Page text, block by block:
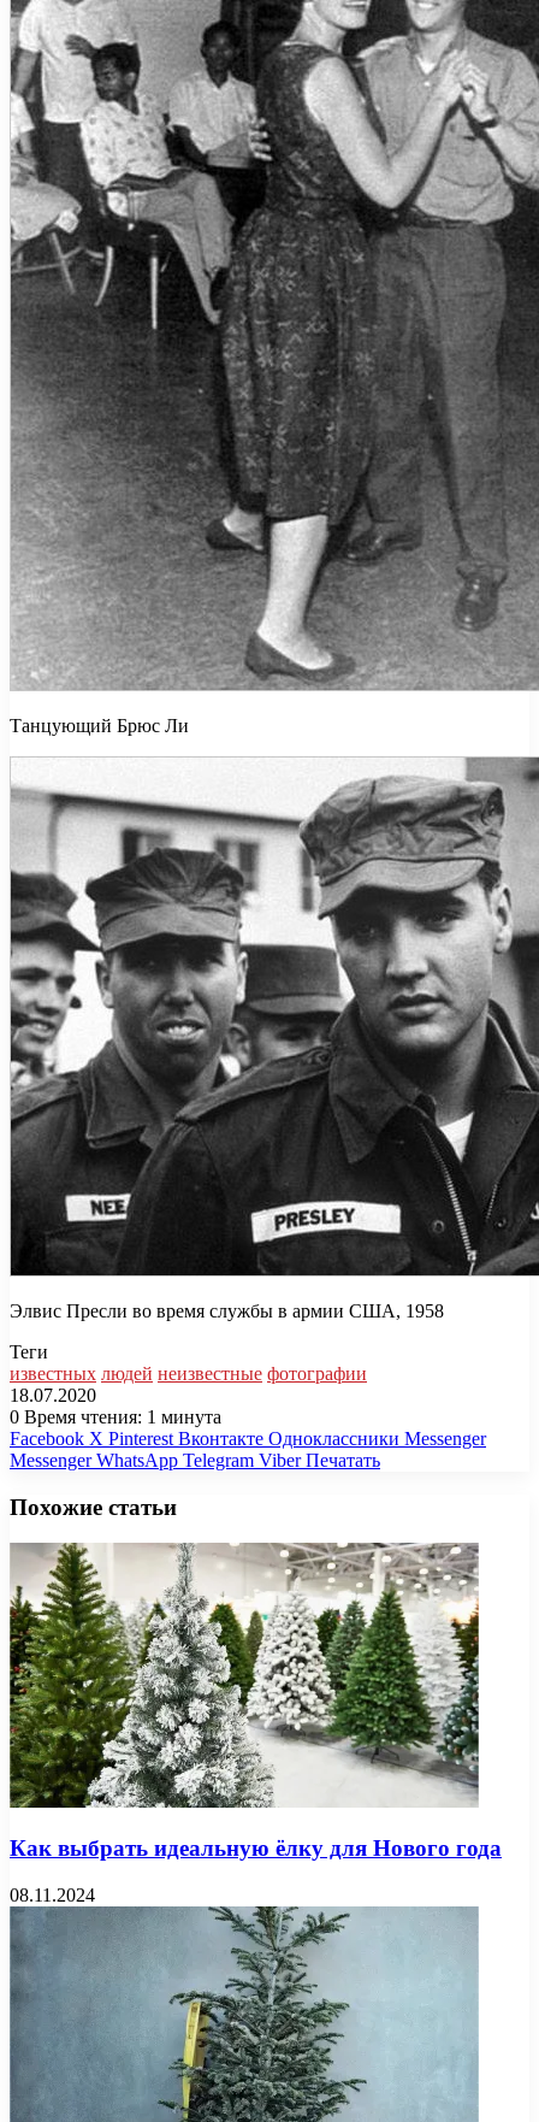
Танцующий Брюс Ли
Элвис Пресли во время службы в армии США, 1958
Теги
известных людей неизвестные фотографии
18.07.2020
0 Время чтения: 1 минута
Facebook X Pinterest Вконтакте Одноклассники Messenger
Messenger WhatsApp Telegram Viber Печатать
Похожие статьи
Как выбрать идеальную ёлку для Нового года
08.11.2024